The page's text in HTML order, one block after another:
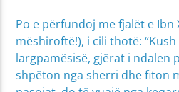
Po e përfundoj me fjalët e Ibn
mëshiroftë!), i cili thotë:
largpamësisë, gjërat i ndalen
shpëton nga sherri dhe fiton